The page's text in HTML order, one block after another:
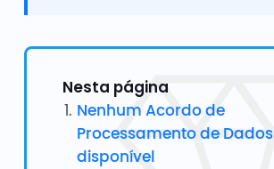
Nesta página
Nenhum Acordo de
Processamento de Dados
disponível